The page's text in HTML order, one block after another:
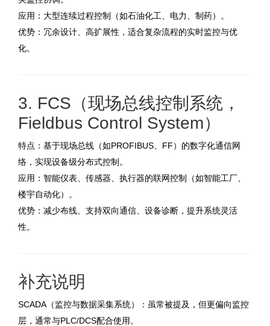
应用：大型连续过程控制（如石油化工、电力、制药）。
优势：冗余设计、高扩展性，适合复杂流程的实时监控与优
化。
3. FCS（现场总线控制系统，
Fieldbus Control System）
特点：基于现场总线（如PROFIBUS、FF）的数字化通信网
络，实现设备级分布式控制。
应用：智能仪表、传感器、执行器的联网控制（如智能工厂、
楼宇自动化）。
优势：减少布线、支持双向通信、设备诊断，提升系统灵活
性。
补充说明
SCADA（监控与数据采集系统）：虽常被提及，但更偏向监控
层，通常与PLC/DCS配合使用。